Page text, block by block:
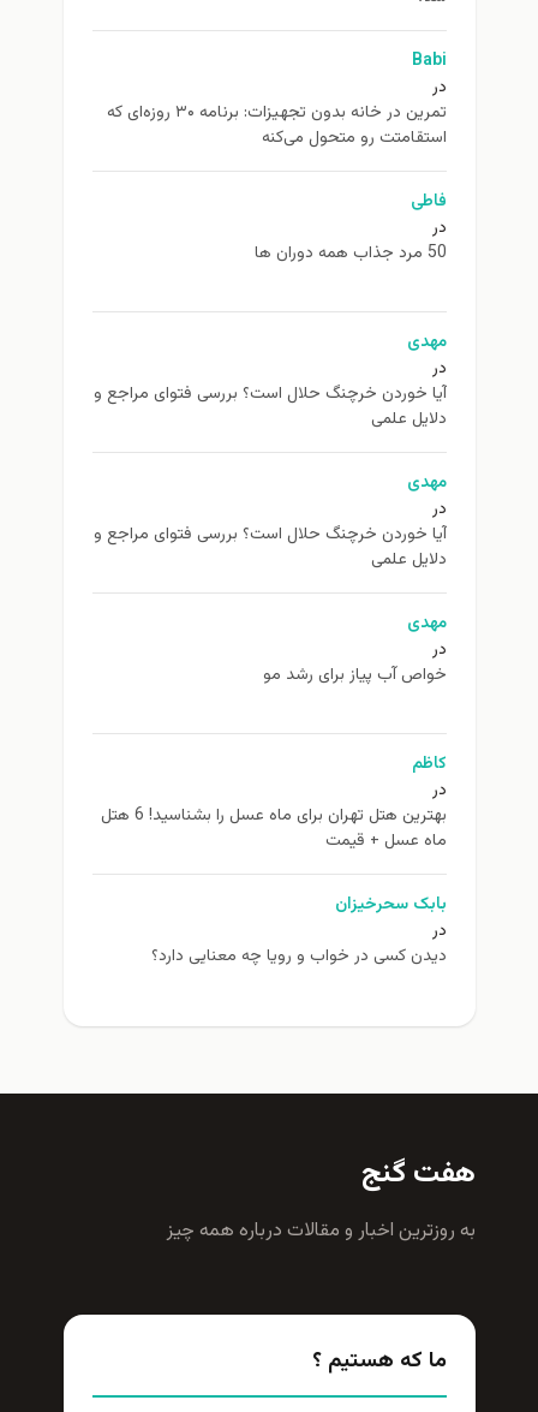
Babi
در
تمرین در خانه بدون تجهیزات: برنامه ۳۰ روزه‌ای که
استقامتت رو متحول می‌کنه
فاطی
در
50 مرد جذاب همه دوران ها
مهدی
در
آیا خوردن خرچنگ حلال است؟ بررسی فتوای مراجع و
دلایل علمی
مهدی
در
آیا خوردن خرچنگ حلال است؟ بررسی فتوای مراجع و
دلایل علمی
مهدی
در
خواص آب پیاز برای رشد مو
کاظم
در
بهترین هتل تهران برای ماه عسل را بشناسید! 6 هتل
ماه عسل + قیمت
بابک سحرخیزان
در
دیدن کسی در خواب و رویا چه معنایی دارد؟
هفت گنج
به روزترين اخبار و مقالات درباره همه چيز
ما که هستیم ؟